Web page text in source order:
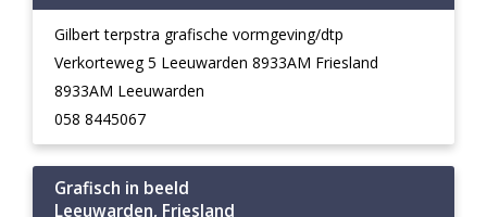
Gilbert terpstra grafische vormgeving/dtp
Verkorteweg 5 Leeuwarden 8933AM Friesland
8933AM Leeuwarden
058 8445067
Grafisch in beeld
Leeuwarden, Friesland